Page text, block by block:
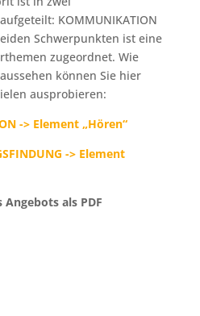
KOMMUNIKATION
Schwerpunkten ist eine
zugeordnet. Wie
können Sie hier
ausprobieren:
-> Element „Hören“
-> Element
als PDF